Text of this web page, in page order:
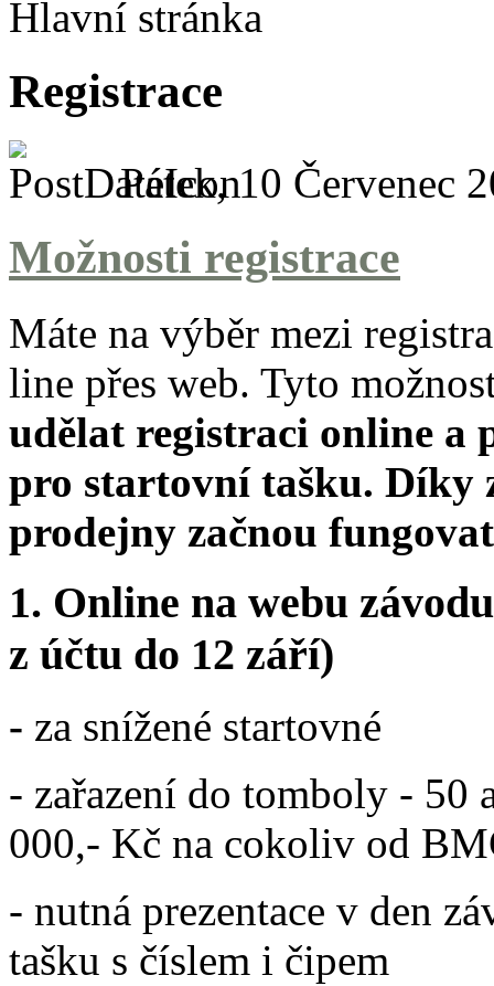
Hlavní stránka
Registrace
Pátek, 10 Červenec
Možnosti registrace
Máte na výběr mezi
line přes web. Tyto
udělat registraci online a
pro startovní tašku. Díky
prodejny začnou
1. Online na webu závodu
z účtu do 12 září)
- za snížené startovné
- zařazení do tomboly - 50
000,- Kč na cokoliv od
- nutná prezentace v den
tašku s číslem i čipem